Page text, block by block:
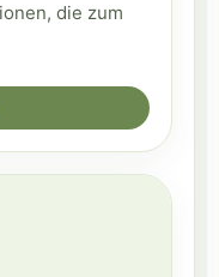
die zum